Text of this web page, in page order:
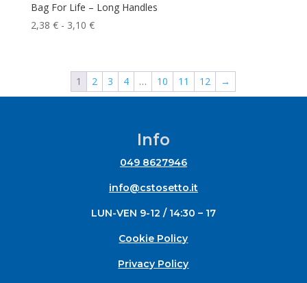
Bag For Life – Long Handles
2,38 € - 3,10 €Fascia
da
2,38 €
1 2 3 4 … 10 11 12 →
Info
049 8627946
info@cstosetto.it
LUN-VEN 9-12 / 14:30 – 17
Cookie Policy
Privacy Policy